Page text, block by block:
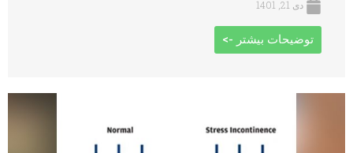
دی 21, 1401
توضیحات بیشتر ->